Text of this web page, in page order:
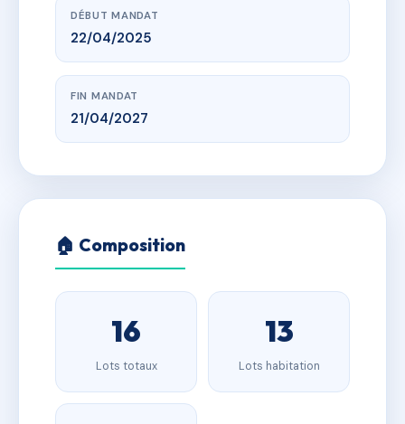
DÉBUT MANDAT
22/04/2025
FIN MANDAT
21/04/2027
🏠 Composition
16
Lots totaux
13
Lots habitation